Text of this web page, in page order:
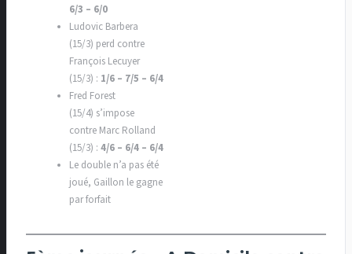
6/3 – 6/0
Ludovic Barbera
(15/3) perd contre
François Lecuyer
(15/3) : 1/6 – 7/5 – 6/4
Fred Forest
(15/4) s’impose
contre Marc Rolland
(15/3) :4/6 – 6/4 – 6/4
Le double n’a pas été
joué, Gaillon le gagne
par forfait